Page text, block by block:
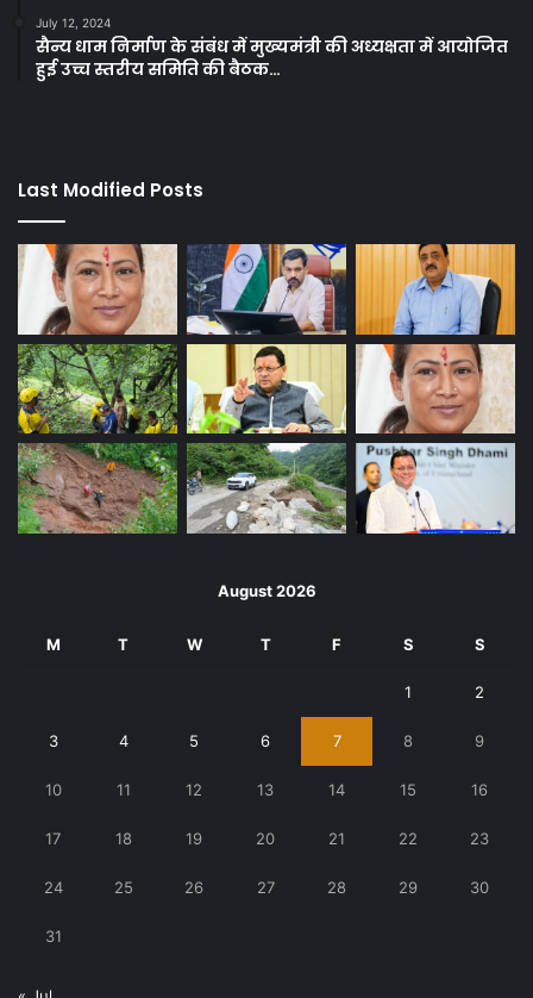
July 12, 2024
सैन्य धाम निर्माण के संबंध में मुख्यमंत्री की अध्यक्षता में आयोजित
हुई उच्च स्तरीय समिति की बैठक…
Last Modified Posts
August 2026
M T W T F S S
1 2
3 4 5 6 7 8 9
10 11 12 13 14 15 16
17 18 19 20 21 22 23
24 25 26 27 28 29 30
31